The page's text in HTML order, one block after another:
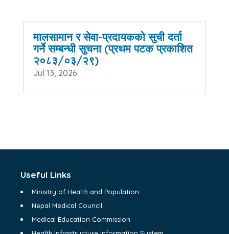
मालसामान र सेवा-प्रदायकको सुची दर्ता
गर्ने सम्बन्धी सुचना (प्रथम पटक प्रकाशित
२०८३/०३/२९)
Jul 13, 2026
Useful Links
Ministry of Health and Population
Nepal Medical Council
Medical Education Commission